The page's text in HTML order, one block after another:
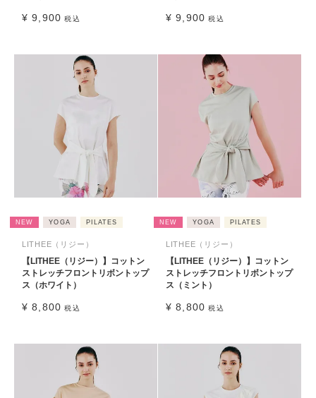
¥ 9,900 税込 ¥ 9,900 税込
NEW YOGA PILATES
LITHEE（リジー）
【LITHEE（リジー）】コットン
ストレッチフロントリボントップ
ス（ホワイト）
¥ 8,800 税込
NEW YOGA PILATES
LITHEE（リジー）
【LITHEE（リジー）】コットン
ストレッチフロントリボントップ
ス（ミント）
¥ 8,800 税込